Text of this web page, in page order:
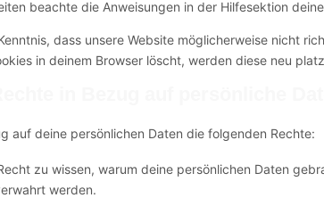
beachte die Anweisungen in der Hilfesektion
dass unsere Website möglicherweise nicht
in deinem Browser löscht, werden diese neu
auf deine persönlichen Daten die folgenden Rechte:
zu wissen, warum deine persönlichen Daten
werden.